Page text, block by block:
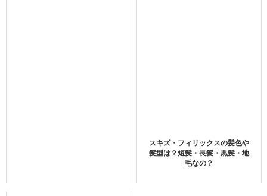
pic.twitter.com/LWOgR8ZrFX
スキズ・フィリックスの髪色や
髪型は？短髪・長髪・黒髪・地
毛なの？